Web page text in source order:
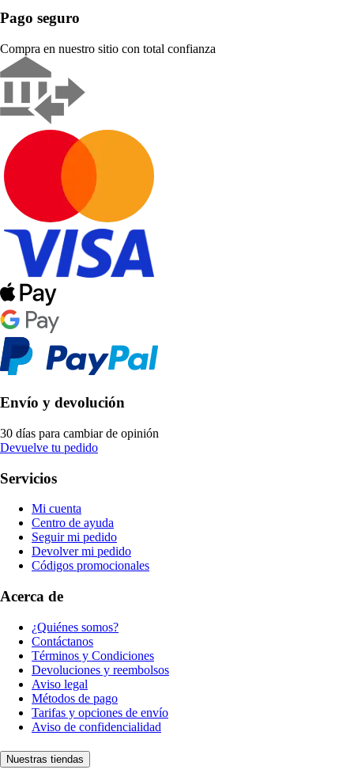
Pago seguro
Compra en nuestro sitio con total confianza
Envío y devolución
30 días para cambiar de opinión
Devuelve tu pedido
Servicios
Mi cuenta
Centro de ayuda
Seguir mi pedido
Devolver mi pedido
Códigos promocionales
Acerca de
¿Quiénes somos?
Contáctanos
Términos y Condiciones
Devoluciones y reembolsos
Aviso legal
Métodos de pago
Tarifas y opciones de envío
Aviso de confidencialidad
Nuestras tiendas